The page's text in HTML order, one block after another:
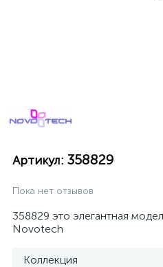
Артикул: 358829
Пока нет отзывов
358829 это элегантная
Novotech
Коллекция